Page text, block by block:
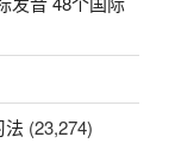
法 (23,274)